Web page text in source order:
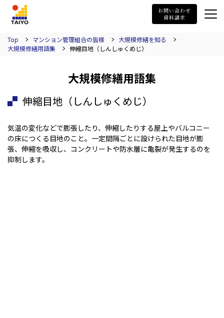
お問い合わせ
資料請求
Top マンション管理組合の皆様
大規模修繕を知る
大規模修繕用語集
伸縮目地（しんしゅくめじ）
大規模修繕用語集
伸縮目地（しんしゅくめじ）
気温の変化などで膨張したり、伸縮したりする屋上やバルコニー
の床につくる目地のこと。一定間隔ごとに設けられた目地が膨
張、伸縮を吸収し、コンクリートや防水層に亀裂が発生するのを
抑制します。